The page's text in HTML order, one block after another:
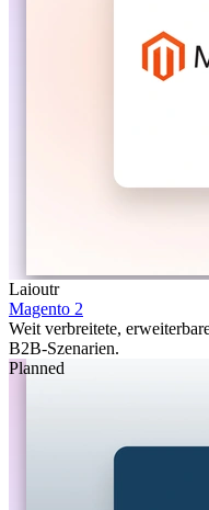
Laioutr
Magento 2
Weit verbreitete,
B2B-Szenarien.
Planned